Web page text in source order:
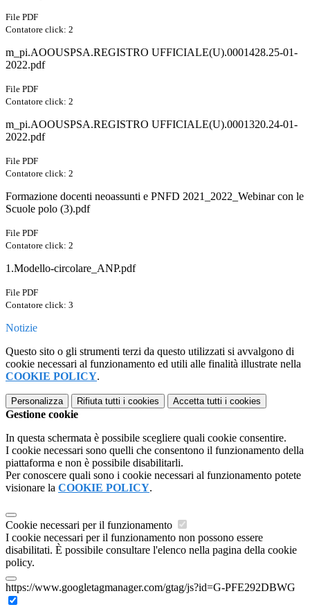
File PDF
Contatore click: 2
m_pi.AOOUSPSA.REGISTRO UFFICIALE(U).0001428.25-01-
2022.pdf
File PDF
Contatore click: 2
m_pi.AOOUSPSA.REGISTRO UFFICIALE(U).0001320.24-01-
2022.pdf
File PDF
Contatore click: 2
Formazione docenti neoassunti e PNFD 2021_2022_Webinar con le
Scuole polo (3).pdf
File PDF
Contatore click: 2
1.Modello-circolare_ANP.pdf
File PDF
Contatore click: 3
Notizie
Questo sito o gli strumenti terzi da questo utilizzati si avvalgono di
cookie necessari al funzionamento ed utili alle finalità illustrate nella
COOKIE POLICY.
Personalizza Rifiuta tutti i cookies Accetta tutti i cookies
Gestione cookie
In questa schermata è possibile scegliere quali cookie consentire.
I cookie necessari sono quelli che consentono il funzionamento della
piattaforma e non è possibile disabilitarli.
Per conoscere quali sono i cookie necessari al funzionamento potete
visionare la COOKIE POLICY.
Cookie necessari per il funzionamento
I cookie necessari per il funzionamento non possono essere
disabilitati. È possibile consultare l'elenco nella pagina della cookie
policy.
https://www.googletagmanager.com/gtag/js?id=G-PFE292DBWG